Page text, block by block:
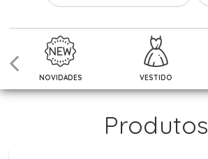
NOVIDADES VESTIDO
Produtos